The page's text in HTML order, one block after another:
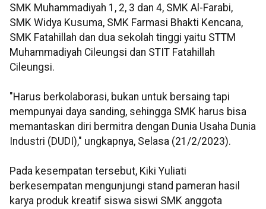
SMK Muhammadiyah 1, 2, 3 dan 4, SMK Al-Farabi,
SMK Widya Kusuma, SMK Farmasi Bhakti Kencana,
SMK Fatahillah dan dua sekolah tinggi yaitu STTM
Muhammadiyah Cileungsi dan STIT Fatahillah
Cileungsi.
"Harus berkolaborasi, bukan untuk bersaing tapi
mempunyai daya sanding, sehingga SMK harus bisa
memantaskan diri bermitra dengan Dunia Usaha Dunia
Industri (DUDI)," ungkapnya, Selasa (21/2/2023).
Pada kesempatan tersebut, Kiki Yuliati
berkesempatan mengunjungi stand pameran hasil
karya produk kreatif siswa siswi SMK anggota